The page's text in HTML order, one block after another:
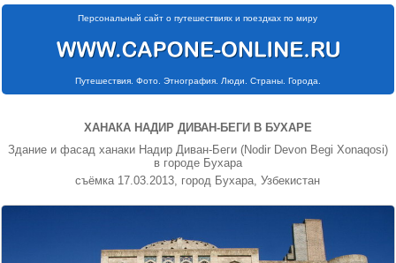
Персональный сайт о путешествиях и поездках по миру
Путешествия. Фото. Этнография. Люди. Страны. Города.
ХАНАКА НАДИР ДИВАН-БЕГИ В БУХАРЕ
Здание и фасад ханаки Надир Диван-Беги (Nodir Devon Begi Xonaqosi)
в городе Бухара
съёмка 17.03.2013, город Бухара, Узбекистан